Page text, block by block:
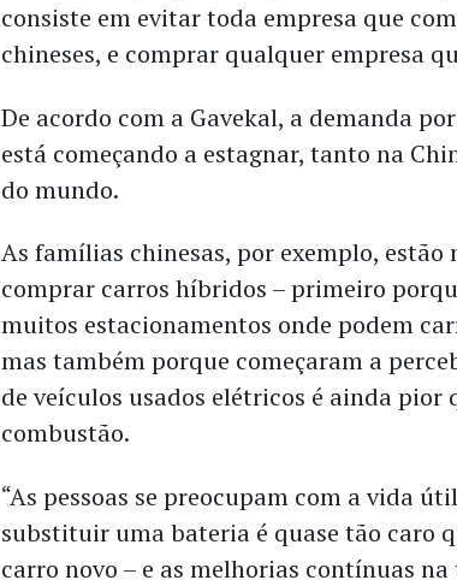
consiste em evitar toda empresa que
chineses, e comprar qualquer empresa
De acordo com a Gavekal, a demanda
está começando a estagnar, tanto na
do mundo.
As famílias chinesas, por exemplo, estão
comprar carros híbridos – primeiro
muitos estacionamentos onde podem
mas também porque começaram a
de veículos usados elétricos é ainda pior
combustão.
“As pessoas se preocupam com a vida
substituir uma bateria é quase tão caro
carro novo – e as melhorias contínuas